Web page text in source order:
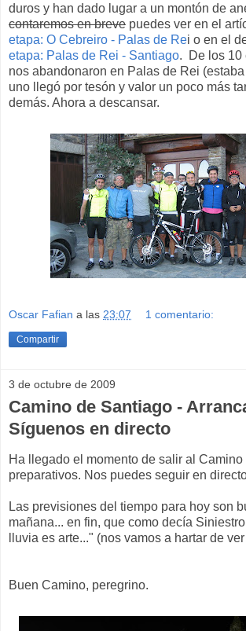
duros y han dado lugar a un montón de
contaremos en breve puedes ver en el
etapa: O Cebreiro - Palas de Rei o en el
etapa: Palas de Rei - Santiago. De los 10
nos abandonaron en Palas de Rei
uno llegó por tesón y valor un poco más
demás. Ahora a descansar.
Oscar Fafian a las 23:07 1 comentario:
Compartir
3 de octubre de 2009
Camino de Santiago -
Síguenos en directo
Ha llegado el momento de salir al Camino
preparativos. Nos puedes seguir en
Las previsiones del tiempo para hoy son
mañana... en fin, que como decía
lluvia es arte..." (nos vamos a hartar de
Buen Camino, peregrino.